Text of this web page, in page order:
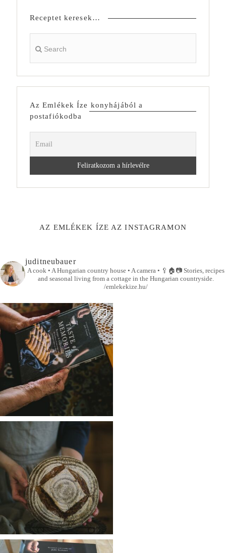
Receptet keresek…
Az Emlékek Íze konyhájából a
postafiókodba
AZ EMLÉKEK ÍZE AZ INSTAGRAMON
juditneubauer
A cook • A Hungarian country house • A camera • 🥄🏠📷Stories, recipes
and seasonal living from a cottage in the Hungarian countryside.
/emlekekize.hu/